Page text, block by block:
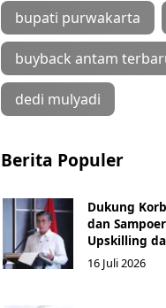
bupati purwakarta
buyback antam
dedi mulyadi
Berita Populer
Dukung
dan
Upskilling
16 Juli 2026